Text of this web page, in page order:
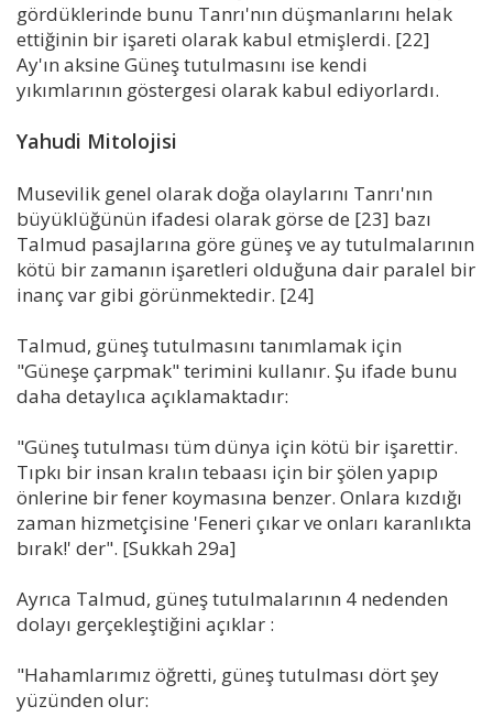
gördüklerinde bunu Tanrı'nın düşmanlarını helak
ettiğinin bir işareti olarak kabul etmişlerdi. [22]
Ay'ın aksine Güneş tutulmasını ise kendi
yıkımlarının göstergesi olarak kabul ediyorlardı.
Yahudi Mitolojisi
Musevilik genel olarak doğa olaylarını Tanrı'nın
büyüklüğünün ifadesi olarak görse de [23] bazı
Talmud pasajlarına göre güneş ve ay tutulmalarının
kötü bir zamanın işaretleri olduğuna dair paralel bir
inanç var gibi görünmektedir. [24]
Talmud, güneş tutulmasını tanımlamak için
"Güneşe çarpmak" terimini kullanır. Şu ifade bunu
daha detaylıca açıklamaktadır:
"Güneş tutulması tüm dünya için kötü bir işarettir.
Tıpkı bir insan kralın tebaası için bir şölen yapıp
önlerine bir fener koymasına benzer. Onlara kızdığı
zaman hizmetçisine 'Feneri çıkar ve onları karanlıkta
bırak!' der". [Sukkah 29a]
Ayrıca Talmud, güneş tutulmalarının 4 nedenden
dolayı gerçekleştiğini açıklar :
"Hahamlarımız öğretti, güneş tutulması dört şey
yüzünden olur: